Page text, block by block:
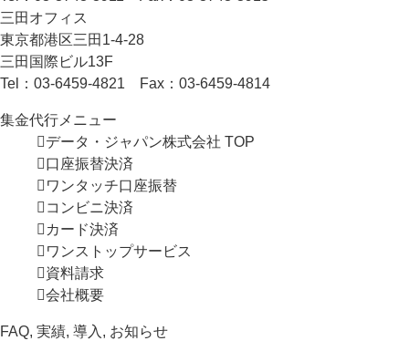
三田オフィス
東京都港区三田1-4-28
三田国際ビル13F
Tel： 03-6459-4821 Fax：03-6459-4814
集金代行メニュー
データ・ジャパン株式会社 TOP
口座振替決済
ワンタッチ 口座振替
コンビニ決済
カード決済
ワンストップサービス
資料請求
会社概要
FAQ, 実績, 導入, お知らせ